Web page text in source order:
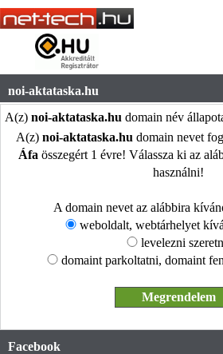
noi-aktataska.hu
A(z) noi-aktataska.hu domain név
A(z) noi-aktataska.hu domain nevet
Áfa összegért 1 évre! Válassza ki az
használni!
A domain nevet az alábbira
weboldalt, webtárhelyet
levelezni
domaint parkoltatni, domaint
Facebook